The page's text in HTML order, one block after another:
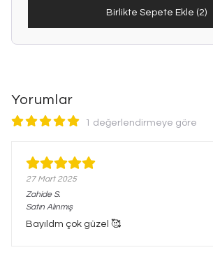
Birlikte Sepete Ekle (2)
Yorumlar
1 değerlendirmeye göre
27 Mart 2025
Zahide S.
Satın Alınmış
Bayıldm çok güzel 🥰